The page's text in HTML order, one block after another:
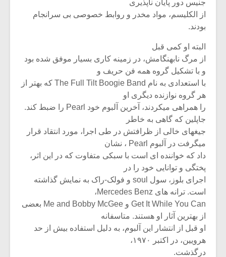
جنیس دور پایان ناپذیری
از الکلیسم، مواد مخدر و روابط خصوصی بی سرانجام
بودند.
البته او کمی قبل
از مرگ نابهنگامش، در زمینه کاری بسیار موفق شده بود
و با تشکیل گروه همه فن حریف و
با استعدادی به نام The Full Tilt Boogie Band که بهتر از
هر گروه نوازنده دیگری او
را همراهی میکردند، آخرین آلبوم خود Pearl را ضبط کند.
جاپلین که گاهی به خاطر
جیغهای خالی از ظرافتش در طی اجرا، مورد انتقاد قرار
میگرفت در آلبوم Pearl ، نشان
داد که خواننده ای است با سبکی متفاوت که در این اثر،
پختگی و توانایی خود را در
اجرای بلوز، سول soul و فولک-راک به نمایش گذاشته
است. ترانه های Mercedes Benz،
Get It While You Can و Me and Bobby McGee بعضی
از بهترین آثار او هستند. متاسفانه
او قبل از انتشار این آلبوم، به دلیل استفاده بیش از حد
هرویین، در اکتبر ۱۹۷۰،
درگذشت.